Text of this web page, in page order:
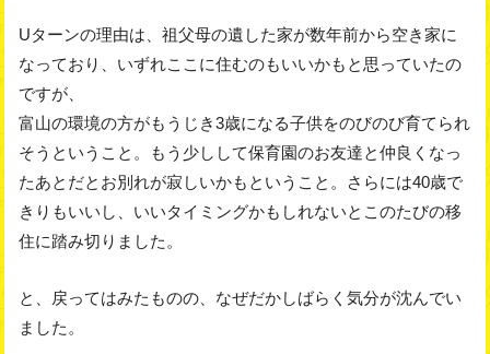
Uターンの理由は、祖父母の遺した家が数年前から空き家に
なっており、いずれここに住むのもいいかもと思っていたの
ですが、
富山の環境の方がもうじき3歳になる子供をのびのび育てられ
そうということ。もう少しして保育園のお友達と仲良くなっ
たあとだとお別れが寂しいかもということ。さらには40歳で
きりもいいし、いいタイミングかもしれないとこのたびの移
住に踏み切りました。
と、戻ってはみたものの、なぜだかしばらく気分が沈んでい
ました。